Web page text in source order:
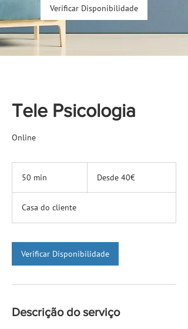
Verificar Disponibilidade
Tele Psicologia
Online
50 min
i
n
Desde 40€
Casa do cliente
Verificar Disponibilidade
Descrição do serviço